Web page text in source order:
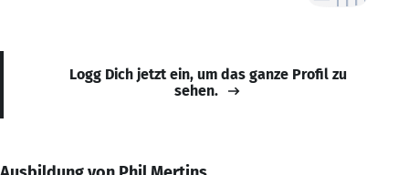
Logg Dich jetzt ein, um das ganze Profil zu
sehen.